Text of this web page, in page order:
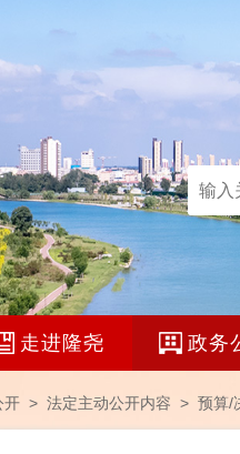
走进隆尧 政务
开 > 法定主动公开内容 > 预算/